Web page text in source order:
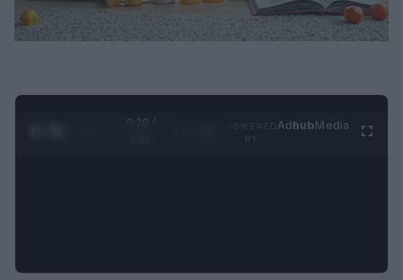
0:29 /
AdhubMedia